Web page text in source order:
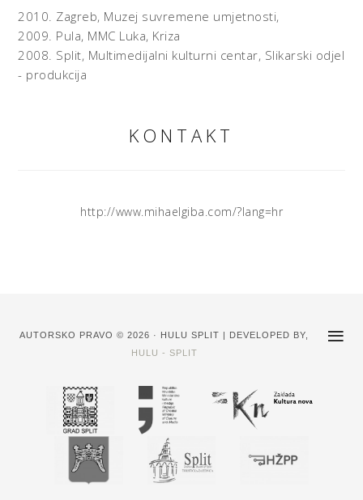
2010. Zagreb, Muzej suvremene umjetnosti,
2009. Pula, MMC Luka, Kriza
2008. Split, Multimedijalni kulturni centar, Slikarski odjel
- produkcija
KONTAKT
http://www.mihaelgiba.com/?lang=hr
AUTORSKO PRAVO © 2026 · HULU SPLIT | DEVELOPED BY,
HULU - SPLIT